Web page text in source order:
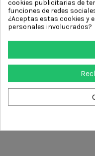
toque lúdico y festivo
cumpleaños,
infantil.
Gracias a su formato
como detalle para
experiencia de juego
celebración.
cookies publicitarias de
funciones de redes
¿Aceptas estas cookies y
personales involucrados?